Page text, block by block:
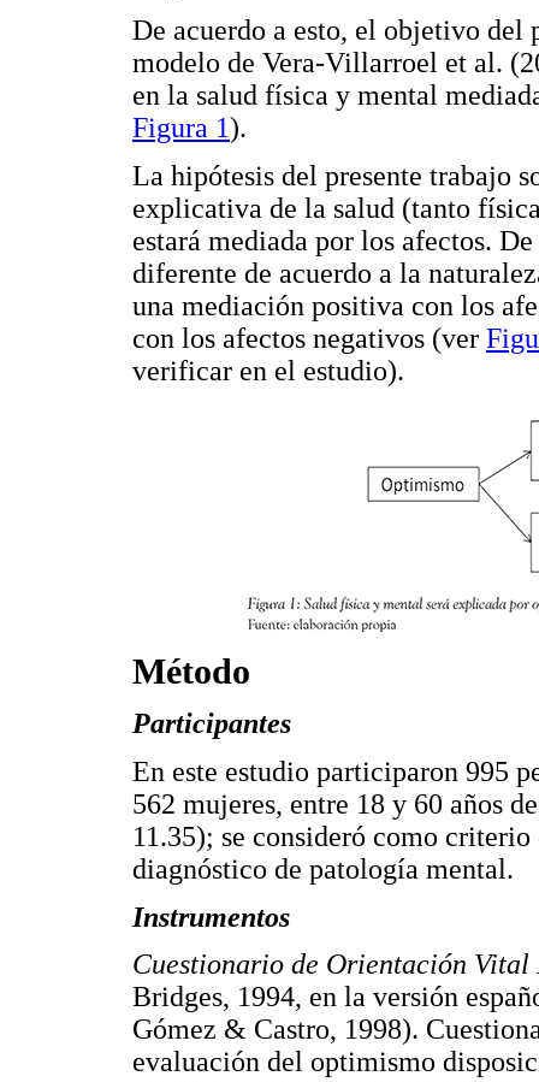
De acuerdo a esto, el objetivo
modelo de Vera-Villarroel et al.
en la salud física y mental
Figura 1).
La hipótesis del presente trabajo
explicativa de la salud (tanto
estará mediada por los afectos.
diferente de acuerdo a la
una mediación positiva con los
con los afectos negativos (ver
verificar en el estudio).
Método
Participantes
En este estudio participaron 995
562 mujeres, entre 18 y 60 años
11.35); se consideró como
diagnóstico de patología mental.
Instrumentos
Cuestionario de Orientación Vital
Bridges, 1994, en la versión
Gómez & Castro, 1998).
evaluación del optimismo